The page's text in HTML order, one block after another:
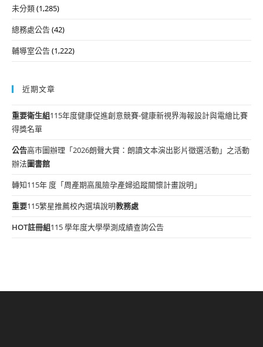
未分類(1,285)
總務處公告(42)
輔導室公告(1,222)
近期文章
重要衛生組115年度健康促進創意競賽-健康新視界海報設計與電繪比賽
得獎名單
公告高市圖辦理「2026朗聲大賞：朗讀文本演出影片徵選活動」之活動
辦法圖書館
轉知115年 度「周產期高風險孕產婦追蹤關懷計畫說明」
重要115繁星推薦校內選填說明教務處
HOT註冊組115 學年度大學學測成績查詢公告